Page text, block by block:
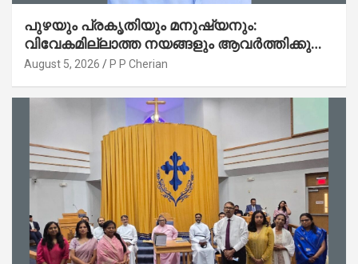
പുഴയും പ്രകൃതിയും മനുഷ്യനും:
വിവേകമില്ലാത്ത നയങ്ങളും ആവർത്തിക്കുന്ന
ദുരന്തങ്ങളും : റവ. ജെയിംസ് കെ.
August 5, 2026 P P Cherian